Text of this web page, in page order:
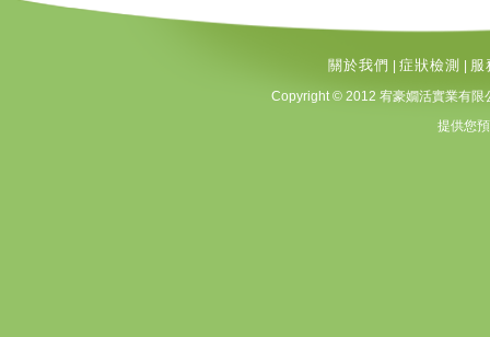
關於我們 症狀檢測 服
Copyright © 2012 宥豪嫺活實業有
提供您